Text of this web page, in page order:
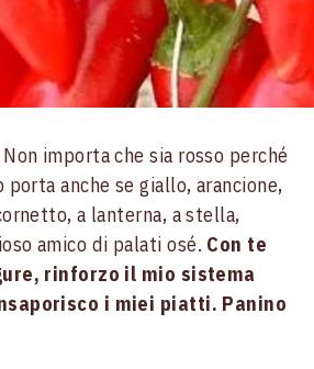
importa che sia rosso perché
anche se giallo, arancione,
a lanterna, a stella,
amico di palati osé. Con te
rinforzo il mio sistema
i miei piatti. Panino